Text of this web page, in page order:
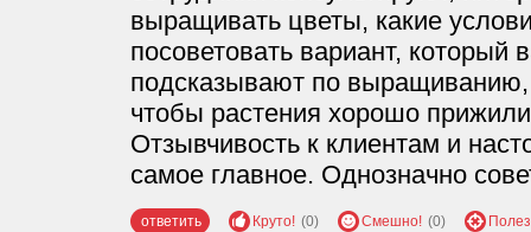
выращивать цветы, какие
посоветовать вариант, который
подсказывают по
чтобы растения хорошо
Отзывчивость к клиентам и
самое главное. Однозначно
ответить Круто! (0) Смешно! (0)